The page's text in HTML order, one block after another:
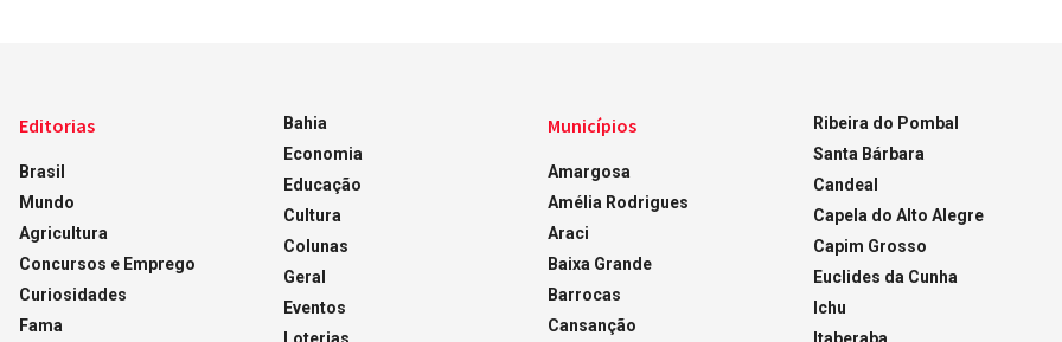
Editorias
Brasil
Mundo
Agricultura
Concursos e Emprego
Curiosidades
Fama
Bahia
Economia
Educação
Cultura
Colunas
Geral
Eventos
Municípios
Amargosa
Amélia Rodrigues
Araci
Baixa Grande
Barrocas
Cansanção
Ribeira do Pombal
Santa Bárbara
Candeal
Capela do Alto Alegre
Capim Grosso
Euclides da Cunha
Ichu